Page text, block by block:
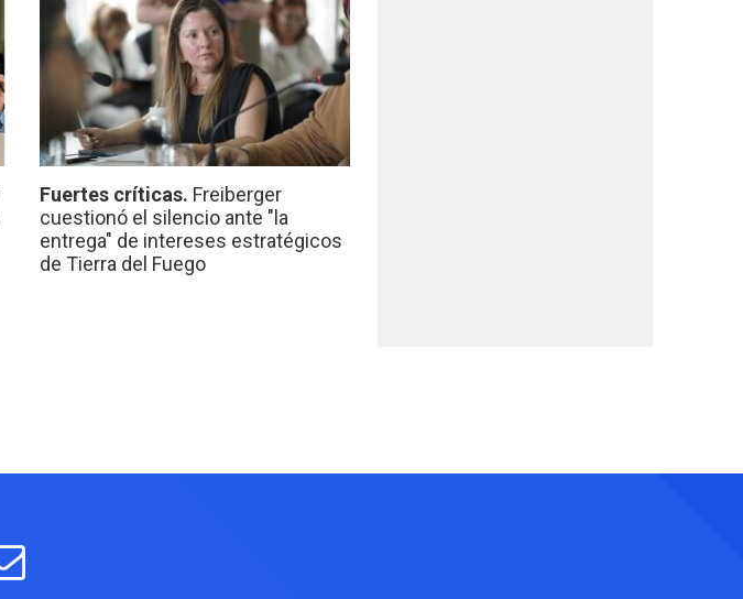
Fuertes críticas. Freiberger
cuestionó el silencio ante "la
entrega" de intereses estratégicos
de Tierra del Fuego